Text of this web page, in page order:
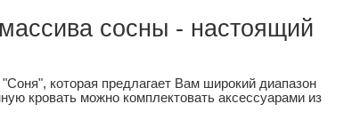
сосны - настоящий
которая предлагает Вам широкий диапазон
кровать можно комплектовать аксессуарами из